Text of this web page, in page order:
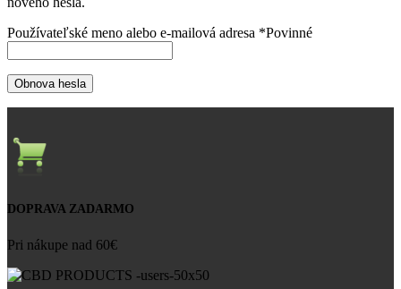
Používateľské meno alebo e-mailová adresa *Povinné
Obnova hesla
DOPRAVA ZADARMO
Pri nákupe nad 60€